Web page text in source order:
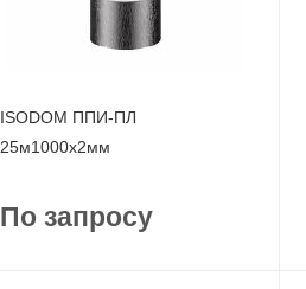
ISODOM ППИ-ПЛ
25м1000x2мм
По запросу